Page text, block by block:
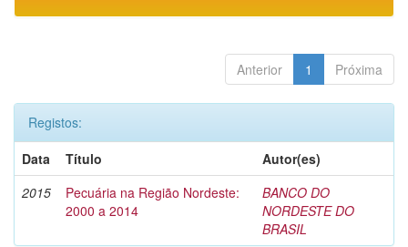
Anterior 1 Próxima
Registos:
Data
Título
Autor(es)
2015
Pecuária na Região Nordeste:
2000 a 2014
BANCO DO
NORDESTE DO
BRASIL